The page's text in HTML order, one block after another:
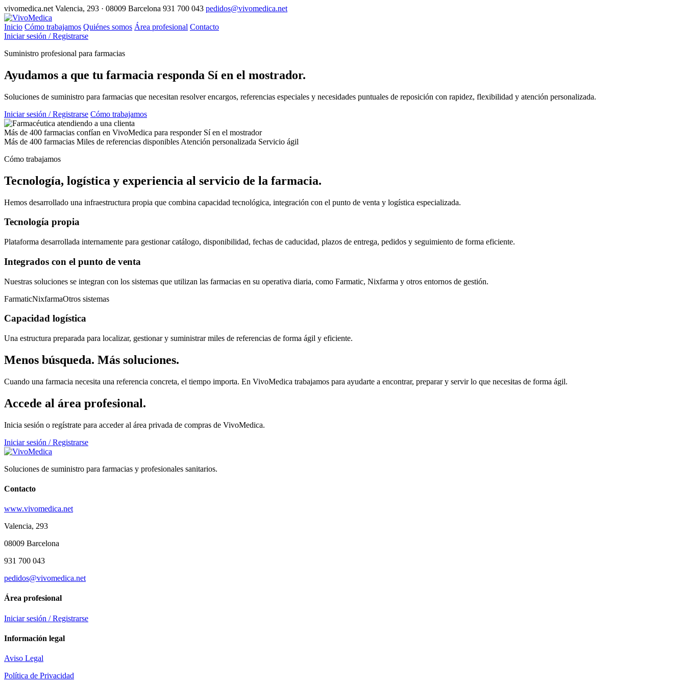
vivomedica.net Valencia, 293 · 08009 Barcelona 931 700 043 pedidos@vivomedica.net
Inicio Cómo trabajamos Quiénes somos Área profesional Contacto
Iniciar sesión / Registrarse
Suministro profesional para farmacias
Ayudamos a que tu farmacia responda Sí en el mostrador.
Soluciones de suministro para farmacias que necesitan resolver encargos, referencias especiales y necesidades puntuales de reposición con rapidez, flexibilidad y atención personalizada.
Iniciar sesión / Registrarse Cómo trabajamos
Más de 400 farmacias confían en VivoMedica para responder Sí en el mostrador
Más de 400 farmacias Miles de referencias disponibles Atención personalizada Servicio ágil
Cómo trabajamos
Tecnología, logística y experiencia al servicio de la farmacia.
Hemos desarrollado una infraestructura propia que combina capacidad tecnológica, integración con el punto de venta y logística especializada.
Tecnología propia
Plataforma desarrollada internamente para gestionar catálogo, disponibilidad, fechas de caducidad, plazos de entrega, pedidos y seguimiento de forma eficiente.
Integrados con el punto de venta
Nuestras soluciones se integran con los sistemas que utilizan las farmacias en su operativa diaria, como Farmatic, Nixfarma y otros entornos de gestión.
FarmaticNixfarmaOtros sistemas
Capacidad logística
Una estructura preparada para localizar, gestionar y suministrar miles de referencias de forma ágil y eficiente.
Menos búsqueda. Más soluciones.
Cuando una farmacia necesita una referencia concreta, el tiempo importa. En VivoMedica trabajamos para ayudarte a encontrar, preparar y servir lo que necesitas de forma ágil.
Accede al área profesional.
Inicia sesión o regístrate para acceder al área privada de compras de VivoMedica.
Iniciar sesión / Registrarse
Soluciones de suministro para farmacias y profesionales sanitarios.
Contacto
www.vivomedica.net
Valencia, 293
08009 Barcelona
931 700 043
pedidos@vivomedica.net
Área profesional
Iniciar sesión / Registrarse
Información legal
Aviso Legal
Política de Privacidad